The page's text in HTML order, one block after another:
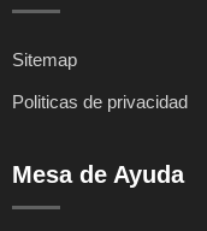
Sitemap
Politicas de privacidad
Mesa de Ayuda